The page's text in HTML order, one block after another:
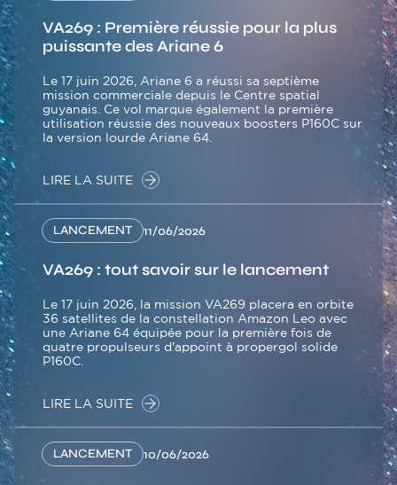
VA269 : Première réussie pour la plus
puissante des Ariane 6
Le 17 juin 2026, Ariane 6 a réussi sa septième
mission commerciale depuis le Centre spatial
guyanais. Ce vol marque également la première
utilisation réussie des nouveaux boosters P160C sur
la version lourde Ariane 64.
LIRE LA SUITE
LANCEMENT 11/06/2026
VA269 : tout savoir sur le lancement
Le 17 juin 2026, la mission VA269 placera en orbite
36 satellites de la constellation Amazon Leo avec
une Ariane 64 équipée pour la première fois de
quatre propulseurs d'appoint à propergol solide
P160C.
LIRE LA SUITE
LANCEMENT 10/06/2026